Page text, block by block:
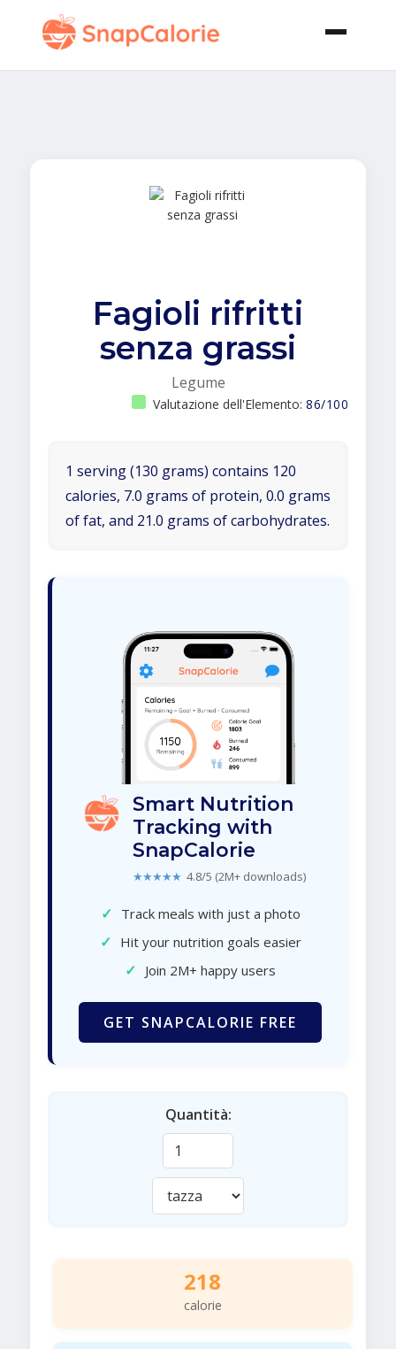
Fagioli rifritti
senza grassi
Legume
Valutazione dell'Elemento: 86/100
1 serving (130 grams) contains 120
calories, 7.0 grams of protein, 0.0 grams
of fat, and 21.0 grams of carbohydrates.
Smart Nutrition
Tracking with
SnapCalorie
★★★★★ 4.8/5 (2M+ downloads)
✓ Track meals with just a photo
✓ Hit your nutrition goals easier
✓ Join 2M+ happy users
GET SNAPCALORIE FREE
Quantità:
218
calorie